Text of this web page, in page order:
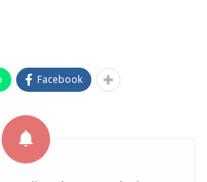
Facebook